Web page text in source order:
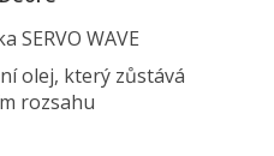
SERVO WAVE
olej, který zůstává
rozsahu